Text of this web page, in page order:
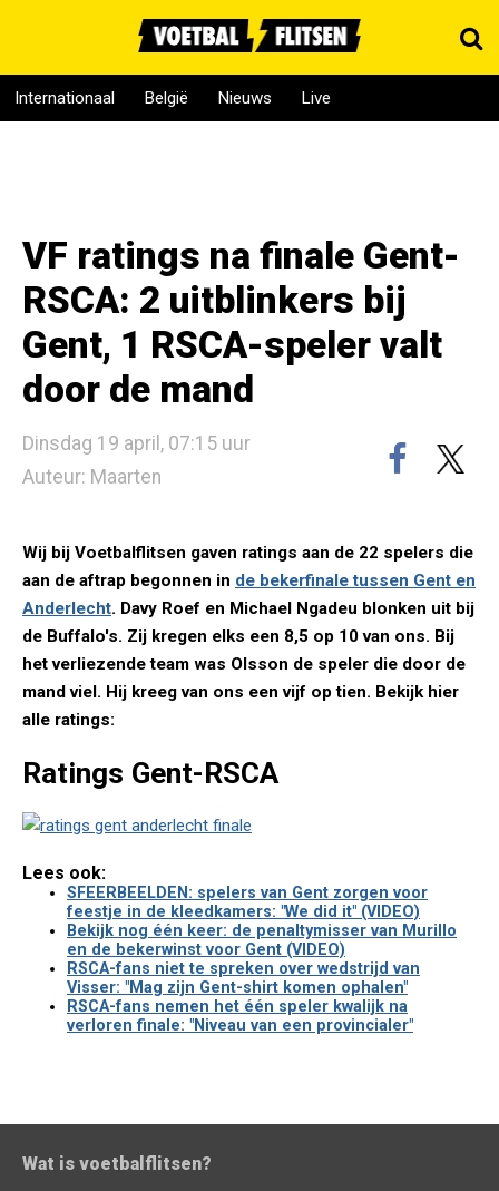
Internationaal België Nieuws Live
VF ratings na finale Gent-
RSCA: 2 uitblinkers bij
Gent, 1 RSCA-speler valt
door de mand
Dinsdag 19 april, 07:15 uur
Auteur: Maarten
Wij bij Voetbalflitsen gaven ratings aan de 22 spelers die
aan de aftrap begonnen in de bekerfinale tussen Gent en
Anderlecht. Davy Roef en Michael Ngadeu blonken uit bij
de Buffalo's. Zij kregen elks een 8,5 op 10 van ons. Bij
het verliezende team was Olsson de speler die door de
mand viel. Hij kreeg van ons een vijf op tien. Bekijk hier
alle ratings:
Ratings Gent-RSCA
Lees ook:
SFEERBEELDEN: spelers van Gent zorgen voor
feestje in de kleedkamers: "We did it" (VIDEO)
Bekijk nog één keer: de penaltymisser van Murillo
en de bekerwinst voor Gent (VIDEO)
RSCA-fans niet te spreken over wedstrijd van
Visser: "Mag zijn Gent-shirt komen ophalen"
RSCA-fans nemen het één speler kwalijk na
verloren finale: "Niveau van een provincialer"
Wat is voetbalflitsen?